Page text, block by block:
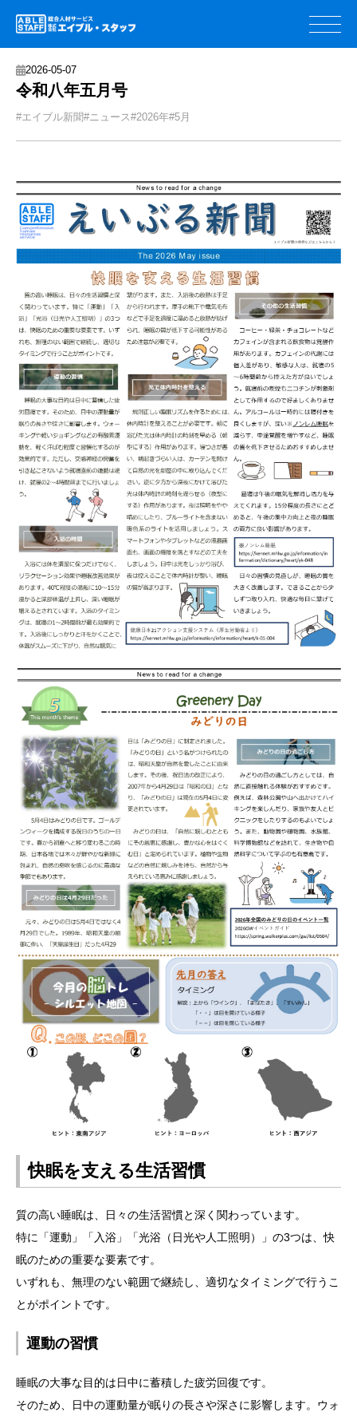
2026-05-07
令和八年五月号
#エイブル新聞#ニュース#2026年#5月
快眠を支える生活習慣
質の高い睡眠は、日々の生活習慣と深く関わっています。
特に「運動」「入浴」「光浴（日光や人工照明）」の3つは、快
眠のための重要な要素です。
いずれも、無理のない範囲で継続し、適切なタイミングで行うこ
とがポイントです。
運動の習慣
睡眠の大事な目的は日中に蓄積した疲労回復です。
そのため、日中の運動量が眠りの長さや深さに影響します。ウォ